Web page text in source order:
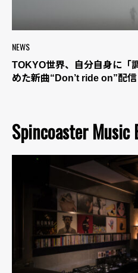
NEWS
TOKYO世界、自分自身に「
めた新曲“Don’t ride on”配信
Spincoaster Music